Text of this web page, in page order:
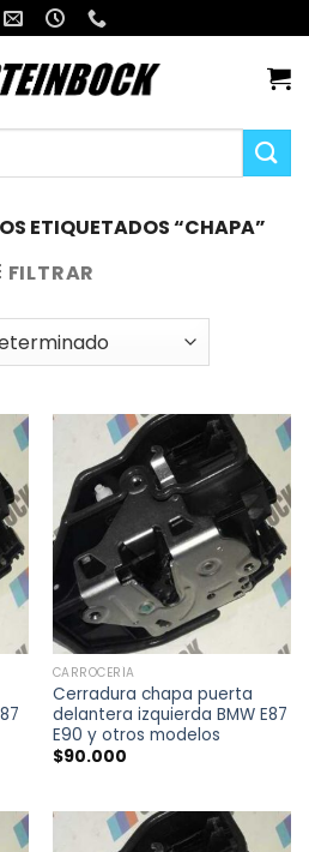
ETIQUETADOS “CHAPA”
FILTRAR
CARROCERÍA
Cerradura chapa puerta
delantera izquierda BMW E87
E90 y otros modelos
$90.000